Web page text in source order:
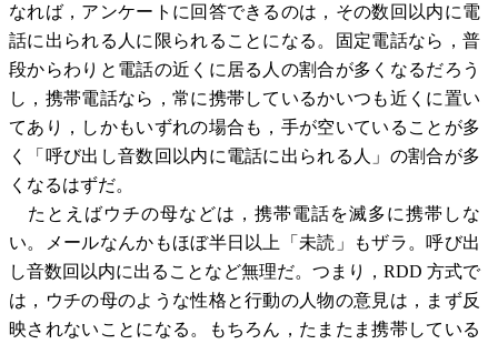
なれば，アンケートに回答できるのは，その数回以内に電
話に出られる人に限られることになる。固定電話なら，普
段からわりと電話の近くに居る人の割合が多くなるだろう
し，携帯電話なら，常に携帯しているかいつも近くに置い
てあり，しかもいずれの場合も，手が空いていることが多
く「呼び出し音数回以内に電話に出られる人」の割合が多
くなるはずだ。
たとえばウチの母などは，携帯電話を滅多に携帯しな
い。メールなんかもほぼ半日以上「未読」もザラ。呼び出
し音数回以内に出ることなど無理だ。つまり，RDD 方式で
は，ウチの母のような性格と行動の人物の意見は，まず反
映されないことになる。もちろん，たまたま携帯している